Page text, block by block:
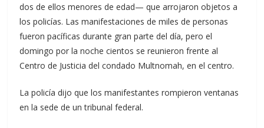
dos de ellos menores de edad— que arrojaron objetos a
los policías. Las manifestaciones de miles de personas
fueron pacíficas durante gran parte del día, pero el
domingo por la noche cientos se reunieron frente al
Centro de Justicia del condado Multnomah, en el centro.
La policía dijo que los manifestantes rompieron ventanas
en la sede de un tribunal federal.